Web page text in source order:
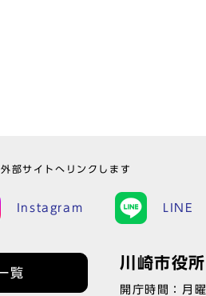
部サイトへリンクします
Instagram LINE
覧
川崎市役所
開庁時間：月